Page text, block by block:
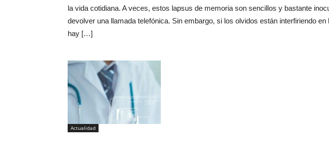
la vida cotidiana. A veces, estos lapsus de memoria son sencillos y bastante
devolver una llamada telefónica. Sin embargo, si los olvidos están interfiriendo
hay […]
Actualidad